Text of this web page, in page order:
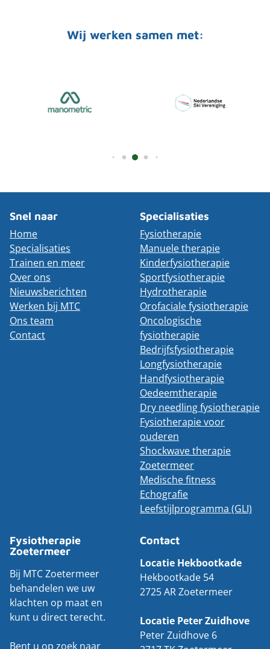
Wij werken samen met:
Snel naar
Home
Specialisaties
Trainen en meer
Over ons
Nieuwsberichten
Werken bij MTC
Ons team
Contact
Specialisaties
Fysiotherapie
Manuele therapie
Kinderfysiotherapie
Sportfysiotherapie
Hydrotherapie
Orofaciale fysiotherapie
Oncologische
fysiotherapie
Bedrijfsfysiotherapie
Longfysiotherapie
Handfysiotherapie
Oedeemtherapie
Dry needling fysiotherapie
Fysiotherapie voor
ouderen
Shockwave therapie
Zoetermeer
Medische fitness
Echografie
Leefstijlprogramma (GLI)
Fysiotherapie
Zoetermeer
Bij MTC Zoetermeer
behandelen we uw
klachten op maat en
kunt u direct terecht.
Bent u op zoek naar
Contact
Locatie Hekbootkade
Hekbootkade 54
2725 AR Zoetermeer
Locatie Peter Zuidhove
Peter Zuidhove 6